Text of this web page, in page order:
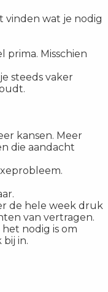
vinden wat je nodig
prima. Misschien
steeds vaker
kansen. Meer
die aandacht
de hele week druk
van vertragen.
nodig is om
in.